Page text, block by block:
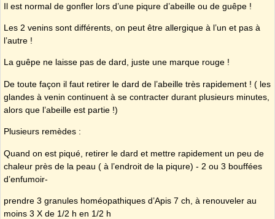
Il est normal de gonfler lors d’une piqure d’abeille ou de guêpe !
Les 2 venins sont différents, on peut être allergique à l’un et pas à
l’autre !
La guêpe ne laisse pas de dard, juste une marque rouge !
De toute façon il faut retirer le dard de l’abeille très rapidement ! ( les
glandes à venin continuent à se contracter durant plusieurs minutes,
alors que l’abeille est partie !)
Plusieurs remèdes :
Quand on est piqué, retirer le dard et mettre rapidement un peu de
chaleur près de la peau ( à l’endroit de la piqure) - 2 ou 3 bouffées
d’enfumoir-
prendre 3 granules homéopathiques d’Apis 7 ch, à renouveler au
moins 3 X de 1/2 h en 1/2 h